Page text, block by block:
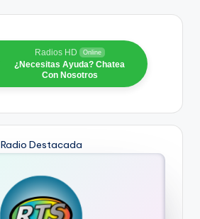
Radios HD Online
¿Necesitas Ayuda? Chatea
Con Nosotros
Radio Destacada